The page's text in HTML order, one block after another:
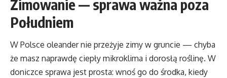
Zimowanie — sprawa ważna poza
Południem
W Polsce oleander nie przeżyje zimy w gruncie — chyba
że masz naprawdę ciepły mikroklima i dorosłą roślinę. W
doniczce sprawa jest prosta: wnoś go do środka, kiedy